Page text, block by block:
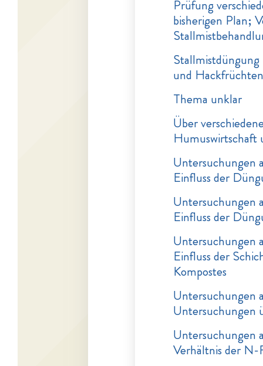
Prüfung
bisherigen Plan;
und Hackfrüchten
Thema unklar
Über
Humuswirtschaft
Untersuchungen
Einfluss der
Untersuchungen
Einfluss der
Untersuchungen
Einfluss der
Kompostes
Untersuchungen
Untersuchungen
Untersuchungen
Verhältnis der N-